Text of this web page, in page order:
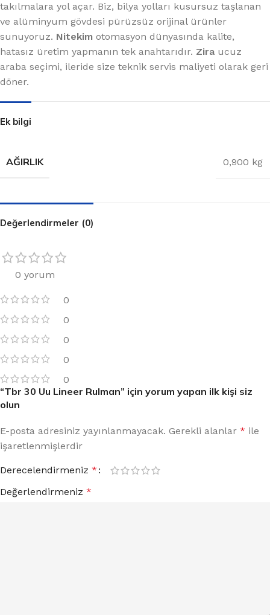
takılmalara yol açar. Biz, bilya yolları kusursuz taşlanan
ve alüminyum gövdesi pürüzsüz orijinal ürünler
sunuyoruz. Nitekim otomasyon dünyasında kalite,
hatasız üretim yapmanın tek anahtarıdır. Zira ucuz
araba seçimi, ileride size teknik servis maliyeti olarak geri
döner.
Ek bilgi
AĞIRLIK 0,900 kg
Değerlendirmeler (0)
0 yorum
0
0
0
0
0
“Tbr 30 Uu Lineer Rulman” için yorum yapan ilk kişi siz
olun
E-posta adresiniz yayınlanmayacak. Gerekli alanlar * ile
işaretlenmişlerdir
Derecelendirmeniz *
Değerlendirmeniz *